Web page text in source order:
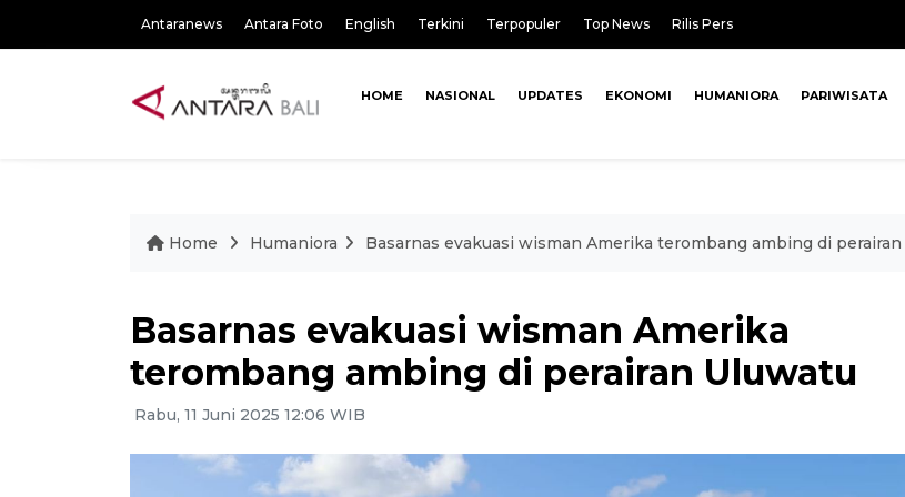
Antaranews Antara Foto English Terkini Terpopuler Top News Rilis Pers
HOME NASIONAL UPDATES EKONOMI HUMANIORA PARIWISATA
Home Humaniora Basarnas evakuasi wisman Amerika terombang ambing di
Basarnas evakuasi wisman Amerika
terombang ambing di perairan Uluwatu
Rabu, 11 Juni 2025 12:06 WIB